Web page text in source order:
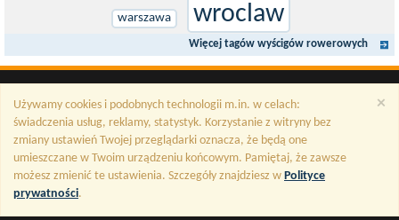
warszawa wroclaw
Więcej tagów wyścigów rowerowych
×
Używamy cookies i podobnych technologii m.in. w celach:
świadczenia usług, reklamy, statystyk. Korzystanie z witryny bez
zmiany ustawień Twojej przeglądarki oznacza, że będą one
umieszczane w Twoim urządzeniu końcowym. Pamiętaj, że zawsze
możesz zmienić te ustawienia. Szczegóły znajdziesz w Polityce
prywatności.